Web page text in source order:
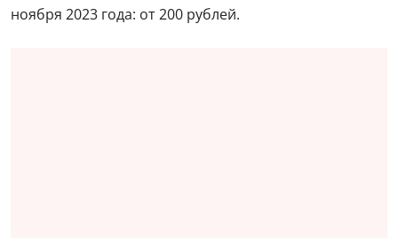
ноября 2023 года: от 200 рублей.